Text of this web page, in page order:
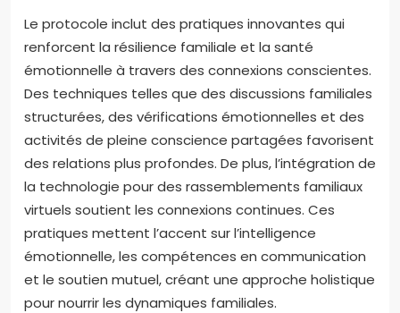
Le protocole inclut des pratiques innovantes qui
renforcent la résilience familiale et la santé
émotionnelle à travers des connexions conscientes.
Des techniques telles que des discussions familiales
structurées, des vérifications émotionnelles et des
activités de pleine conscience partagées favorisent
des relations plus profondes. De plus, l’intégration de
la technologie pour des rassemblements familiaux
virtuels soutient les connexions continues. Ces
pratiques mettent l’accent sur l’intelligence
émotionnelle, les compétences en communication
et le soutien mutuel, créant une approche holistique
pour nourrir les dynamiques familiales.